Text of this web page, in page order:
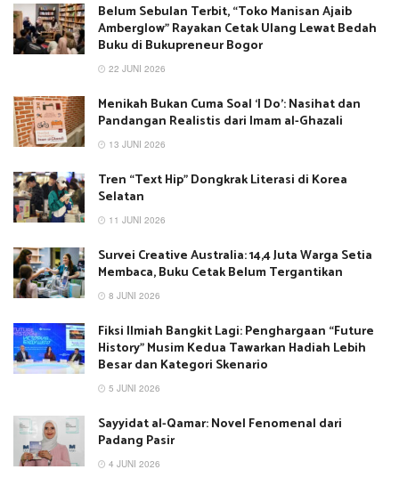
Belum Sebulan Terbit, “Toko Manisan Ajaib
Amberglow” Rayakan Cetak Ulang Lewat Bedah
Buku di Bukupreneur Bogor
22 JUNI 2026
Menikah Bukan Cuma Soal ‘I Do’: Nasihat dan
Pandangan Realistis dari Imam al-Ghazali
13 JUNI 2026
Tren “Text Hip” Dongkrak Literasi di Korea
Selatan
11 JUNI 2026
Survei Creative Australia: 14,4 Juta Warga Setia
Membaca, Buku Cetak Belum Tergantikan
8 JUNI 2026
Fiksi Ilmiah Bangkit Lagi: Penghargaan “Future
History” Musim Kedua Tawarkan Hadiah Lebih
Besar dan Kategori Skenario
5 JUNI 2026
Sayyidat al-Qamar: Novel Fenomenal dari
Padang Pasir
4 JUNI 2026